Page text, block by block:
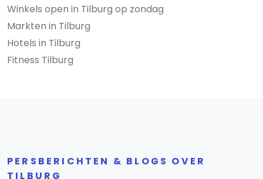
Winkels open in Tilburg op zondag
Markten in Tilburg
Hotels in Tilburg
Fitness Tilburg
PERSBERICHTEN & BLOGS OVER
TILBURG